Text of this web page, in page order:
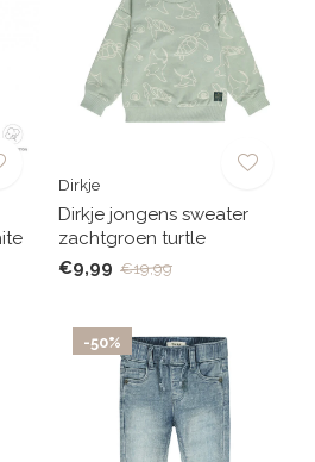
Dirkje
Dirkje jongens sweater
zachtgroen turtle
€9,99 €19,99
-50%